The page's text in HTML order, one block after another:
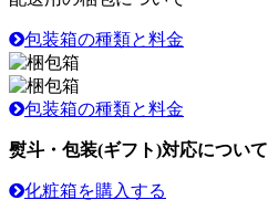
包装箱の種類と料金
包装箱の種類と料金
熨斗・包装(ギフト)対応について
化粧箱を購入する